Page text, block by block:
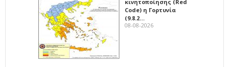
κινητοποίησης (Red
Code) η Γορτυνία
(9.8.2…
08-08-2026